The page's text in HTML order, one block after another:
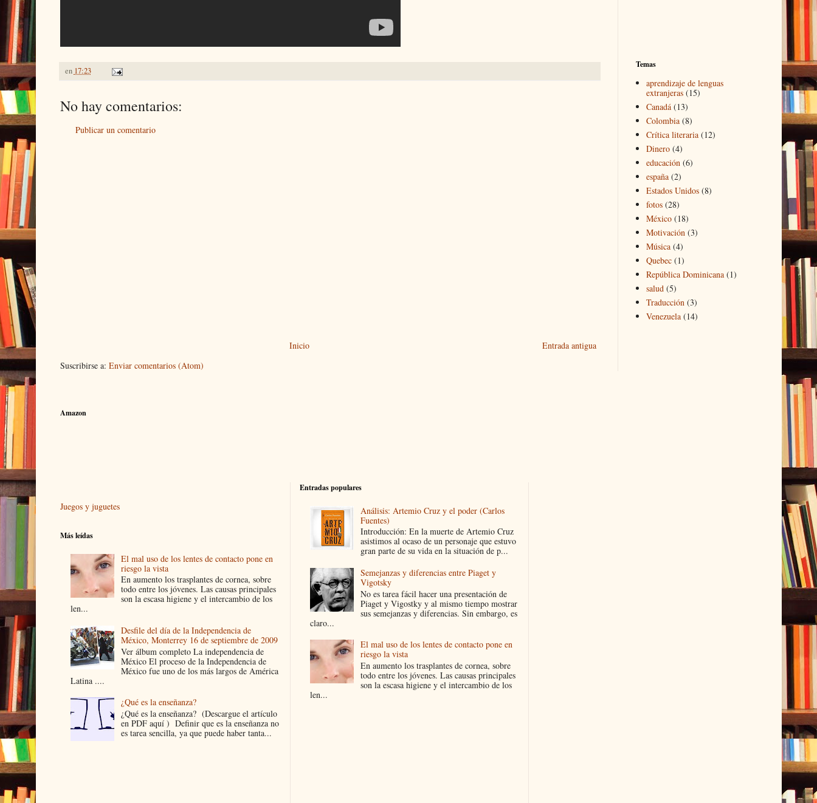
en 17:23
No hay comentarios:
Publicar un comentario
Entrada antigua
Inicio
Suscribirse a: Enviar comentarios (Atom)
Temas
aprendizaje de lenguas
extranjeras (15)
Canadá (13)
Colombia (8)
Crítica literaria (12)
Dinero (4)
educación (6)
españa (2)
Estados Unidos (8)
fotos (28)
México (18)
Motivación (3)
Música (4)
Quebec (1)
República Dominicana (1)
salud (5)
Traducción (3)
Venezuela (14)
Amazon
Juegos y juguetes
Más leídas
El mal uso de los lentes de contacto pone en
riesgo la vista
En aumento los trasplantes de cornea, sobre
todo entre los jóvenes. Las causas principales
son la escasa higiene y el intercambio de los
len...
Desfile del día de la Independencia de
México, Monterrey 16 de septiembre de 2009
Ver álbum completo La independencia de
México El proceso de la Independencia de
México fue uno de los más largos de América
Latina ....
¿Qué es la enseñanza?
¿Qué es la enseñanza? (Descargue el artículo
en PDF aquí ) Definir que es la enseñanza no
es tarea sencilla, ya que puede haber tanta...
Entradas populares
Análisis: Artemio Cruz y el poder (Carlos
Fuentes)
Introducción: En la muerte de Artemio Cruz
asistimos al ocaso de un personaje que estuvo
gran parte de su vida en la situación de p...
Semejanzas y diferencias entre Piaget y
Vigotsky
No es tarea fácil hacer una presentación de
Piaget y Vigostky y al mismo tiempo mostrar
sus semejanzas y diferencias. Sin embargo, es
claro...
El mal uso de los lentes de contacto pone en
riesgo la vista
En aumento los trasplantes de cornea, sobre
todo entre los jóvenes. Las causas principales
son la escasa higiene y el intercambio de los
len...